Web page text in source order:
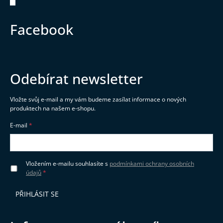
Facebook
Odebírat newsletter
Vložte svůj e-mail a my vám budeme zasílat informace o nových
produktech na našem e-shopu.
E-mail
Vložením e-mailu souhlasíte s podmínkami ochrany osobních
údajů
PŘIHLÁSIT SE